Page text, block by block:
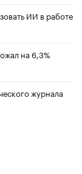
ИИ в работе
на 6,3%
журнала